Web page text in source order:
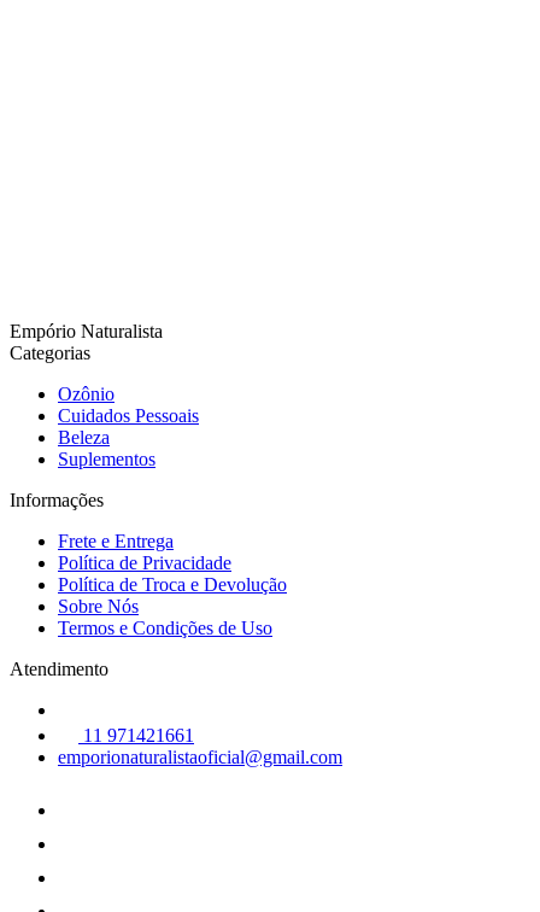
Empório Naturalista
Categorias
Ozônio
Cuidados Pessoais
Beleza
Suplementos
Informações
Frete e Entrega
Política de Privacidade
Política de Troca e Devolução
Sobre Nós
Termos e Condições de Uso
Atendimento
11 971421661
emporionaturalistaoficial@gmail.com